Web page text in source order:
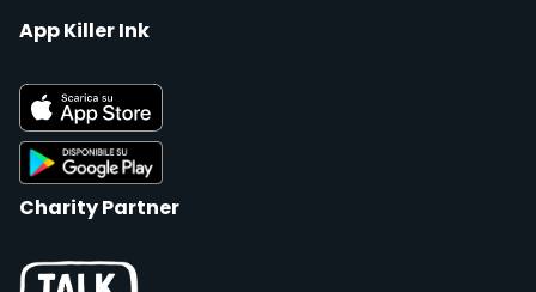
App Killer Ink
Charity Partner